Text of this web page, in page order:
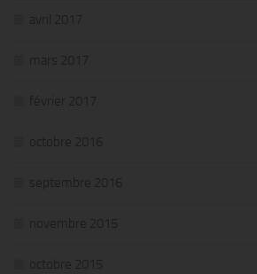
avril 2017
mars 2017
février 2017
octobre 2016
septembre 2016
novembre 2015
octobre 2015